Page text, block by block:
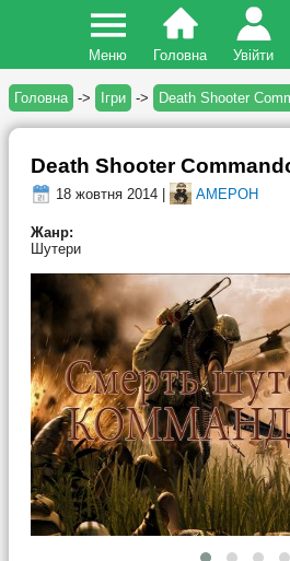
Меню Головна Увійти
Головна -> Ігри -> Death Shooter
Death Shooter
18 жовтня 2014 | AMEPOH
Жанр:
Шутери